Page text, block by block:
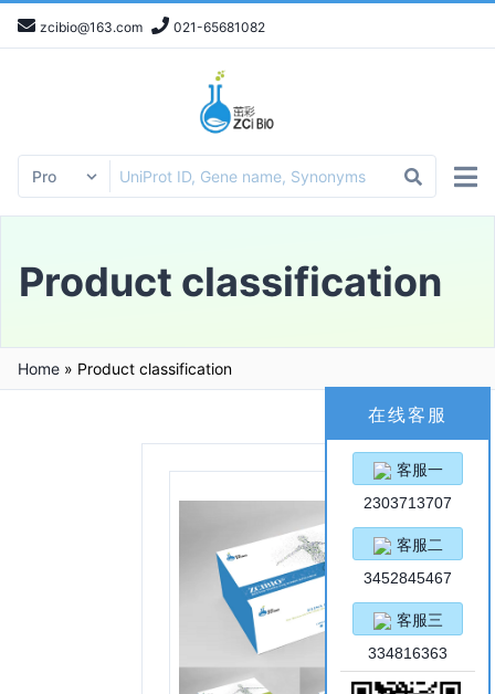
zcibio@163.com 021-65681082
Product classification
Home » Product classification
在线客服
客服一
2303713707
客服二
3452845467
客服三
334816363